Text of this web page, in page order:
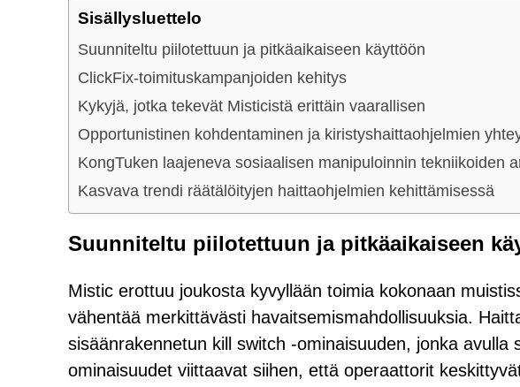
Sisällysluettelo
Suunniteltu piilotettuun ja pitkäaikaiseen käyttöön
ClickFix-toimituskampanjoiden kehitys
Kykyjä, jotka tekevät Misticistä erittäin vaarallisen
Opportunistinen kohdentaminen ja kiristyshaittaohjelmien
KongTuken laajeneva sosiaalisen manipuloinnin tekniikoiden
Kasvava trendi räätälöityjen haittaohjelmien kehittämisessä
Suunniteltu piilotettuun ja pitkäaikaiseen
Mistic erottuu joukosta kyvyllään toimia kokonaan
vähentää merkittävästi havaitsemismahdollisuuksia.
sisäänrakennetun kill switch -ominaisuuden, jonka
ominaisuudet viittaavat siihen, että operaattorit